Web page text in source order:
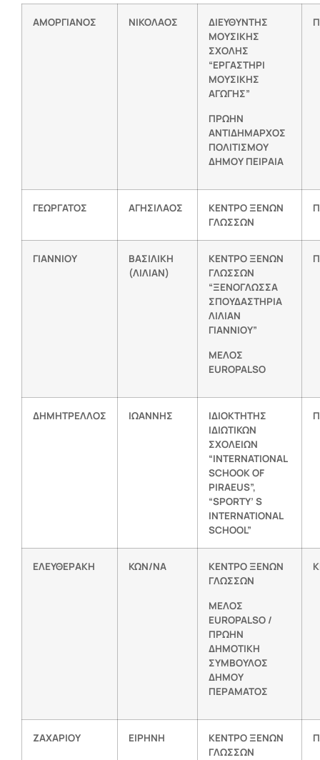
ΑΜΟΡΓΙΑΝΟΣ ΝΙΚΟΛΑΟΣ
ΔΙΕΥΘΥΝΤΗΣ
ΜΟΥΣΙΚΗΣ
ΣΧΟΛΗΣ
“ΕΡΓΑΣΤΗΡΙ
ΜΟΥΣΙΚΗΣ
ΑΓΩΓΗΣ”
ΠΡΩΗΝ
ΑΝΤΙΔΗΜΑΡΧΟΣ
ΠΟΛΙΤΙΣΜΟΥ
ΔΗΜΟΥ ΠΕΙΡΑΙΑ
ΓΕΩΡΓΑΤΟΣ ΑΓΗΣΙΛΑΟΣ
ΚΕΝΤΡΟ ΞΕΝΩΝ
ΓΛΩΣΣΩΝ
ΓΙΑΝΝΙΟΥ
ΒΑΣΙΛΙΚΗ
(ΛΙΛΙΑΝ)
ΚΕΝΤΡΟ ΞΕΝΩΝ
ΓΛΩΣΣΩΝ
“ΞΕΝΟΓΛΩΣΣΑ
ΣΠΟΥΔΑΣΤΗΡΙΑ
ΛΙΛΙΑΝ
ΓΙΑΝΝΙΟΥ”
ΜΕΛΟΣ
EUROPALSO
ΔΗΜΗΤΡΕΛΛΟΣ ΙΩΑΝΝΗΣ
ΙΔΙΟΚΤΗΤΗΣ
ΙΔΙΩΤΙΚΩΝ
ΣΧΟΛΕΙΩΝ
“INTERNATIONAL
SCHOOK OF
PIRAEUS”,
“SPORTY’ S
INTERNATIONAL
SCHOOL”
ΕΛΕΥΘΕΡΑΚΗ ΚΩΝ/ΝΑ
ΚΕΝΤΡΟ ΞΕΝΩΝ
ΓΛΩΣΣΩΝ
ΜΕΛΟΣ
EUROPALSO /
ΠΡΩΗΝ
ΔΗΜΟΤΙΚΗ
ΣΥΜΒΟΥΛΟΣ
ΔΗΜΟΥ
ΠΕΡΑΜΑΤΟΣ
ΖΑΧΑΡΙΟΥ ΕΙΡΗΝΗ
ΚΕΝΤΡΟ ΞΕΝΩΝ
ΓΛΩΣΣΩΝ